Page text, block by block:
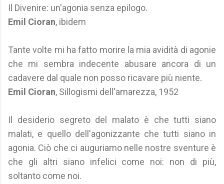
Il Divenire: un'agonia senza epilogo.
Emil Cioran, ibidem
Tante volte mi ha fatto morire la mia avidità di agonie
che mi sembra indecente abusare ancora di un
cadavere dal quale non posso ricavare più niente.
Emil Cioran, Sillogismi dell'amarezza, 1952
Il desiderio segreto del malato è che tutti siano
malati, e quello dell'agonizzante che tutti siano in
agonia. Ciò che ci auguriamo nelle nostre sventure è
che gli altri siano infelici come noi: non di più,
soltanto come noi.